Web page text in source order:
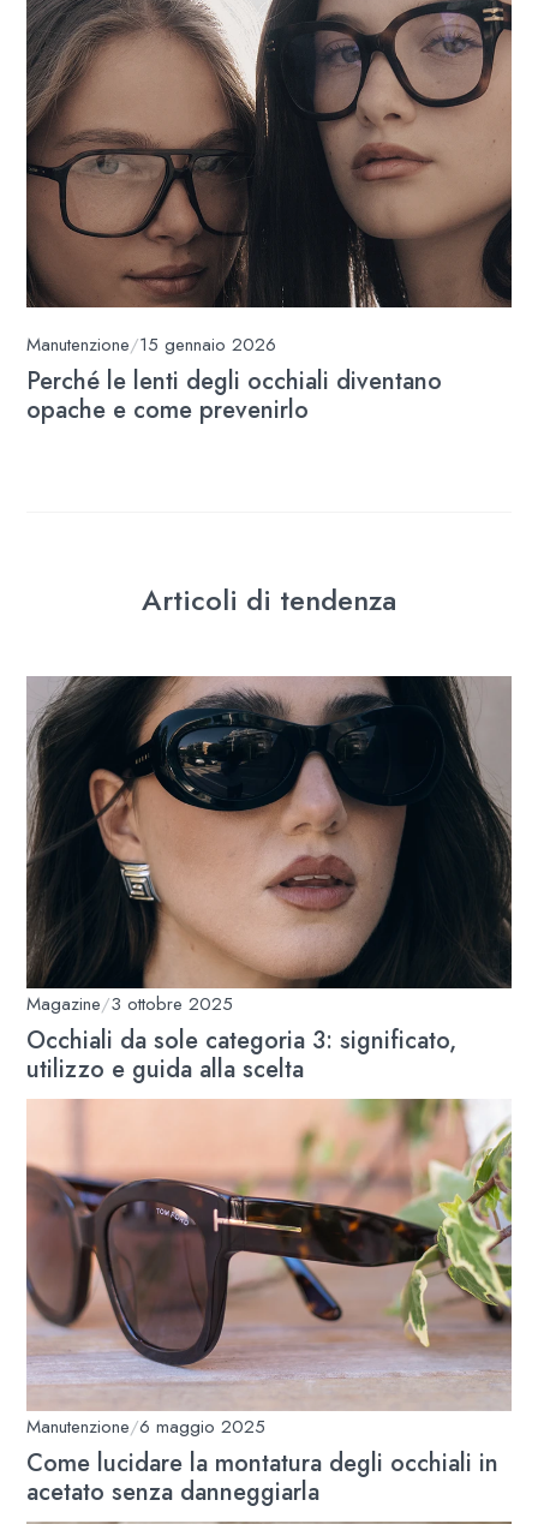
Manutenzione/15 gennaio 2026
Perché le lenti degli occhiali diventano
opache e come prevenirlo
Articoli di tendenza
Magazine/3 ottobre 2025
Occhiali da sole categoria 3: significato,
utilizzo e guida alla scelta
Manutenzione/6 maggio 2025
Come lucidare la montatura degli occhiali in
acetato senza danneggiarla